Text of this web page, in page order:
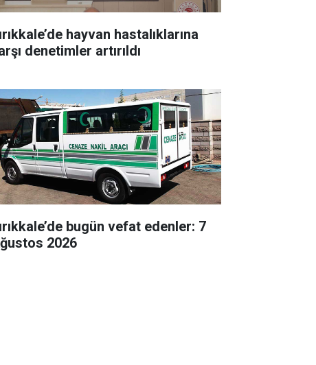
hayvan hastalıklarına
denetimler artırıldı
bugün vefat edenler: 7
2026